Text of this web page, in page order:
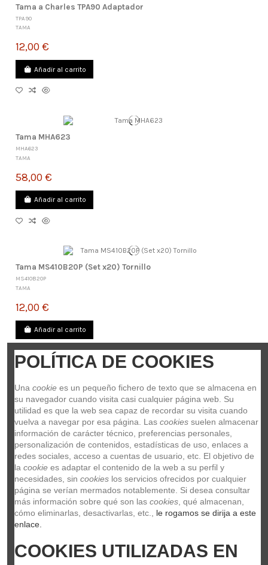
Tama a Charles TPA90 Adaptador
TPA90
TAMA
12,00 €
Añadir al carrito
Tama MHA623
MHA623
TAMA
58,00 €
Añadir al carrito
Tama MS410B20P (Set x20) Tornillo
MS410B20P
TAMA
12,00 €
Añadir al carrito
Memoria Tama ML191N
ML191N
TAMA
5,00 €
Añadir al carrito
Pieza Plato Tama QC8
TAMA
POLÍTICA DE COOKIES
Una cookie es un pequeño fichero de texto que se almacena en
su navegador cuando visita casi cualquier página web. Su
utilidad es que la web sea capaz de recordar su visita cuando
vuelva a navegar por esa página. Las cookies suelen almacenar
información de carácter técnico, preferencias personales,
personalización de contenidos, estadísticas de uso, enlaces a
redes sociales, acceso a cuentas de usuario, etc. El objetivo de
la cookie es adaptar el contenido de la web a su perfil y
necesidades, sin cookies los servicios ofrecidos por cualquier
página se verían mermados notablemente. Si desea consultar
más información sobre qué son las cookies , qué almacenan,
cómo eliminarlas, desactivarlas, etc.,
le rogamos se dirija a este
enlace.
COOKIES UTILIZADAS EN